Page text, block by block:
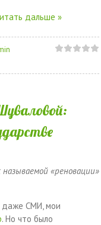
дальше »
«реновации»
даже СМИ, мои
. Но что было